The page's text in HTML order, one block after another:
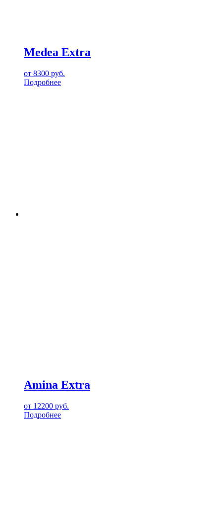
Medea Extra
от 8300 руб.
Подробнее
Amina Extra
от 12200 руб.
Подробнее